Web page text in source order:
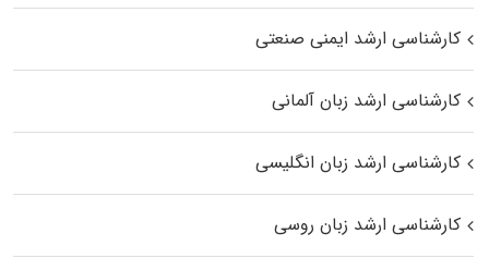
کارشناسی ارشد ایمنی صنعتی
کارشناسی ارشد زبان آلمانی
کارشناسی ارشد زبان انگلیسی
کارشناسی ارشد زبان روسی